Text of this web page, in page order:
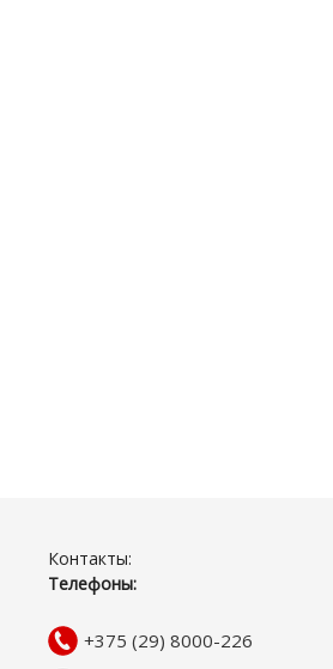
Контакты:
Телефоны:
+375 (29) 8000-226